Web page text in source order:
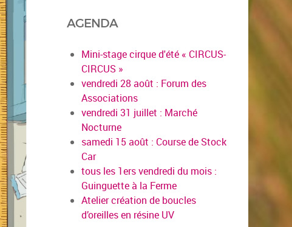
AGENDA
Mini-stage cirque d'été « CIRCUS-
CIRCUS »
vendredi 28 août : Forum des
Associations
vendredi 31 juillet : Marché
Nocturne
samedi 15 août : Course de Stock
Car
tous les 1ers vendredi du mois :
Guinguette à la Ferme
Atelier création de boucles
d’oreilles en résine UV